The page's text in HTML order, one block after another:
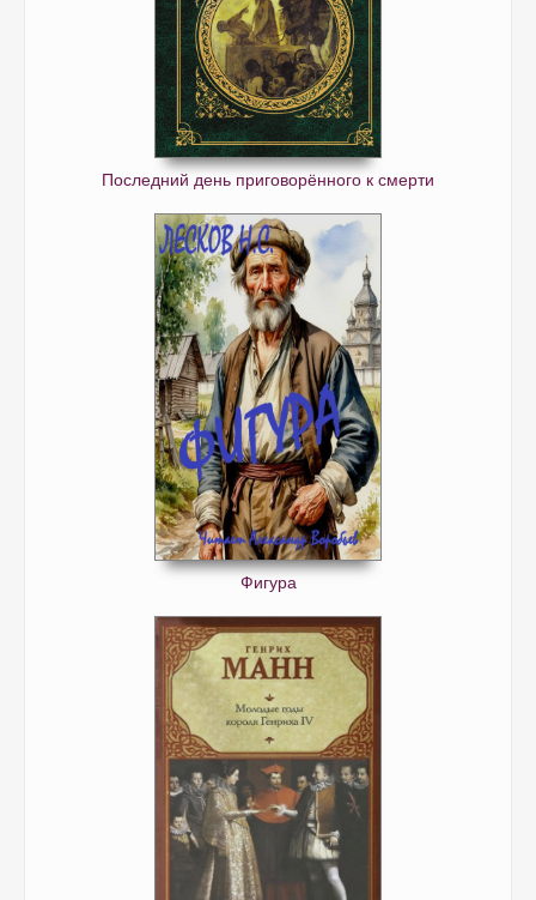
Последний день приговорённого к смерти
Фигура